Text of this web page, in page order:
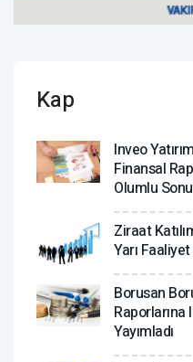
Kap
Inveo
Finansal
Olumlu
Ziraat
Yarı
Borusan
Raporlarına
Yayımladı